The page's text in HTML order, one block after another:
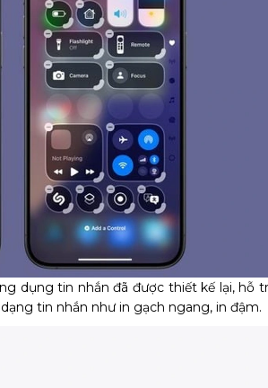
dụng tin nhắn đã được thiết kế lại,
tin nhắn như in gạch ngang, in đậm.